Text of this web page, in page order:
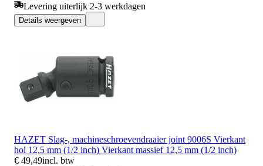
Levering uiterlijk 2-3 werkdagen
Details weergeven
HAZET Slag-, machineschroevendraaier joint 9006S Vierkant
hol 12,5 mm (1/2 inch) Vierkant massief 12,5 mm (1/2 inch)
€ 49,49incl. btw